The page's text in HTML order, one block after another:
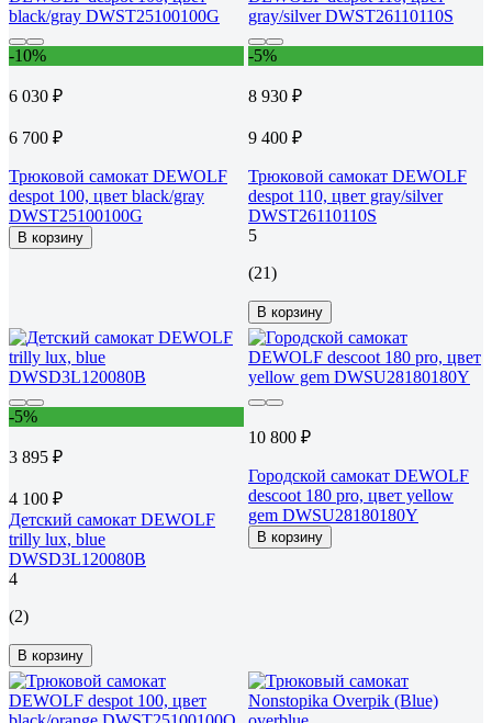
-10%
6 030 ₽
6 700 ₽
Трюковой самокат DEWOLF
despot 100, цвет black/gray
DWST25100100G
В корзину
-5%
8 930 ₽
9 400 ₽
Трюковой самокат DEWOLF
despot 110, цвет gray/silver
DWST26110110S
5
(21)
В корзину
-5%
3 895 ₽
4 100 ₽
Детский самокат DEWOLF
trilly lux, blue
DWSD3L120080B
4
(2)
В корзину
10 800 ₽
Городской самокат DEWOLF
descoot 180 pro, цвет yellow
gem DWSU28180180Y
В корзину